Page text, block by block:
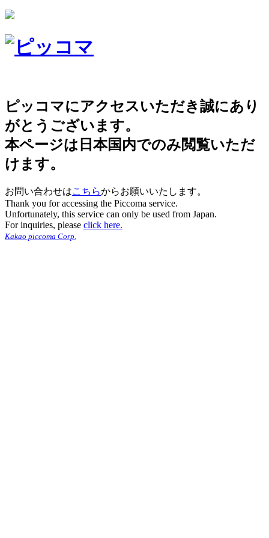
ピッコマにアクセスいただき誠にあり
がとうございます。
本ページは日本国内でのみ閲覧いただ
けます。
お問い合わせはこちらからお願いいたします。
Thank you for accessing the Piccoma service.
Unfortunately, this service can only be used from Japan.
For inquiries, please click here.
Kakao piccoma Corp.